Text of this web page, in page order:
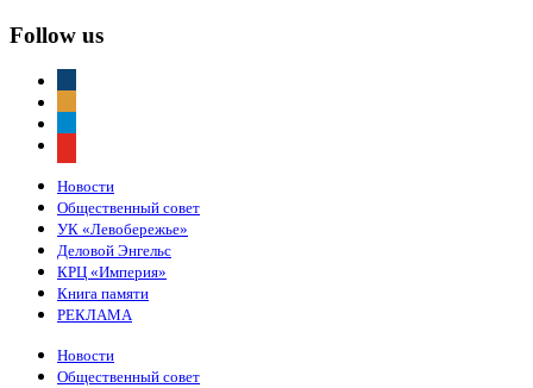
Follow us
Новости
Общественный совет
УК «Левобережье»
Деловой Энгельс
КРЦ «Империя»
Книга памяти
РЕКЛАМА
Новости
Общественный совет